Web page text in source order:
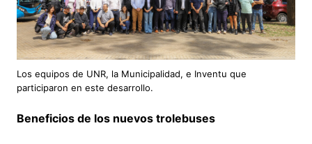
Los equipos de UNR, la Municipalidad, e Inventu que
participaron en este desarrollo.
Beneficios de los nuevos trolebuses